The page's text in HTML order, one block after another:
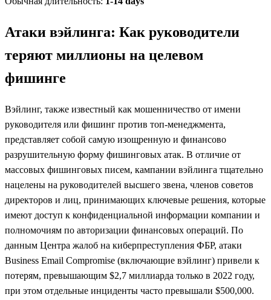
Атаки вэйлинга: Как руководители
теряют миллионы на целевом
фишинге
Вэйлинг, также известный как мошенничество от имени
руководителя или фишинг против топ-менеджмента,
представляет собой самую изощренную и финансово
разрушительную форму фишинговых атак. В отличие от
массовых фишинговых писем, кампании вэйлинга тщательно
нацелены на руководителей высшего звена, членов советов
директоров и лиц, принимающих ключевые решения, которые
имеют доступ к конфиденциальной информации компании и
полномочиям по авторизации финансовых операций. По
данным Центра жалоб на киберпреступления ФБР, атаки
Business Email Compromise (включающие вэйлинг) привели к
потерям, превышающим $2,7 миллиарда только в 2022 году,
при этом отдельные инциденты часто превышали $500,000.